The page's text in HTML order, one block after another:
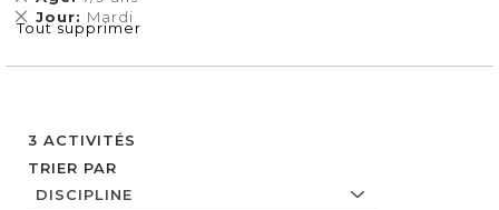
3 ACTIVITÉS
TRIER PAR
Élément
cet
Élément
Jour Mardi
Supprimer
cet
Tout supprimer